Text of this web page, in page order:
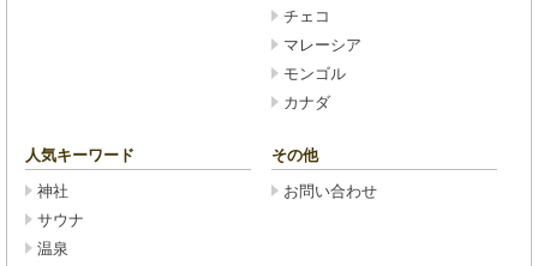
チェコ
マレーシア
モンゴル
カナダ
人気キーワード
神社
サウナ
温泉
その他
お問い合わせ